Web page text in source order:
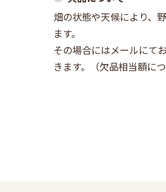
畑の状態や天候により、
ます。
その場合にはメールにて
きます。（欠品相当額に